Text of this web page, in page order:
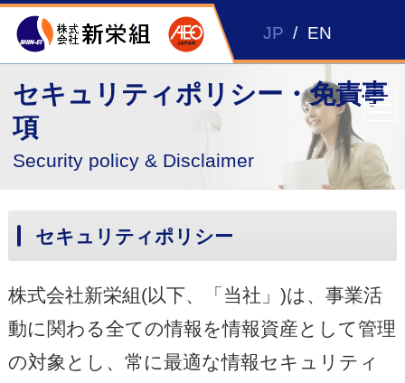
JP / EN
セキュリティポリシー・免責事
項
Security policy & Disclaimer
セキュリティポリシー
株式会社新栄組(以下、「当社」)は、事業活
動に関わる全ての情報を情報資産として管理
の対象とし、常に最適な情報セキュリティ